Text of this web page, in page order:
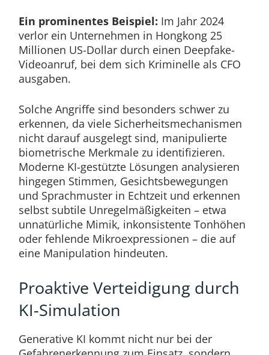
Ein prominentes Beispiel: Im Jahr 2024
verlor ein Unternehmen in Hongkong 25
Millionen US-Dollar durch einen Deepfake-
Videoanruf, bei dem sich Kriminelle als CFO
ausgaben.
Solche Angriffe sind besonders schwer zu
erkennen, da viele Sicherheitsmechanismen
nicht darauf ausgelegt sind, manipulierte
biometrische Merkmale zu identifizieren.
Moderne KI-gestützte Lösungen analysieren
hingegen Stimmen, Gesichtsbewegungen
und Sprachmuster in Echtzeit und erkennen
selbst subtile Unregelmäßigkeiten – etwa
unnatürliche Mimik, inkonsistente Tonhöhen
oder fehlende Mikroexpressionen – die auf
eine Manipulation hindeuten.
Proaktive Verteidigung durch
KI-Simulation
Generative KI kommt nicht nur bei der